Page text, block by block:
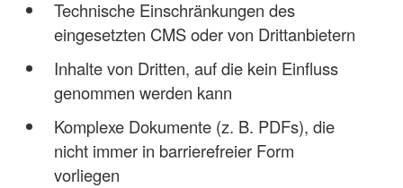
Technische Einschränkungen des
eingesetzten CMS oder von Drittanbietern
Inhalte von Dritten, auf die kein Einfluss
genommen werden kann
Komplexe Dokumente (z. B. PDFs), die
nicht immer in barrierefreier Form
vorliegen